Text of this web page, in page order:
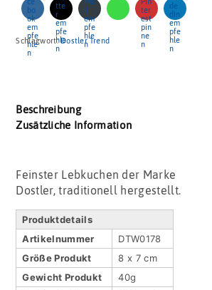
Schlagwort:Dostler Trend
Beschreibung
Zusätzliche Information
Feinster Lebkuchen der Marke
Dostler, traditionell hergestellt.
Produktdetails
Artikel­nummer
DTW0178
Größe Produkt
8 x 7 cm
Gewicht Produkt
40g